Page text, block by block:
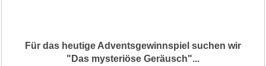
Für das heutige Adventsgewinnspiel suchen wir
"Das mysteriöse Geräusch"...